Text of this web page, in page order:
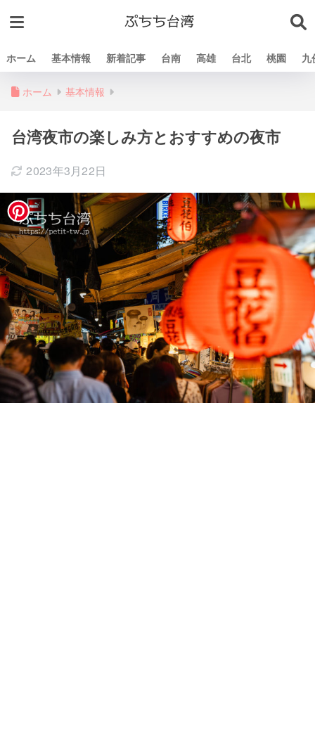
ホーム 基本情報 新着記事 台南 高雄 台北 桃園 九
ホーム 基本情報
台湾夜市の楽しみ方とおすすめの夜市
2023年3月22日